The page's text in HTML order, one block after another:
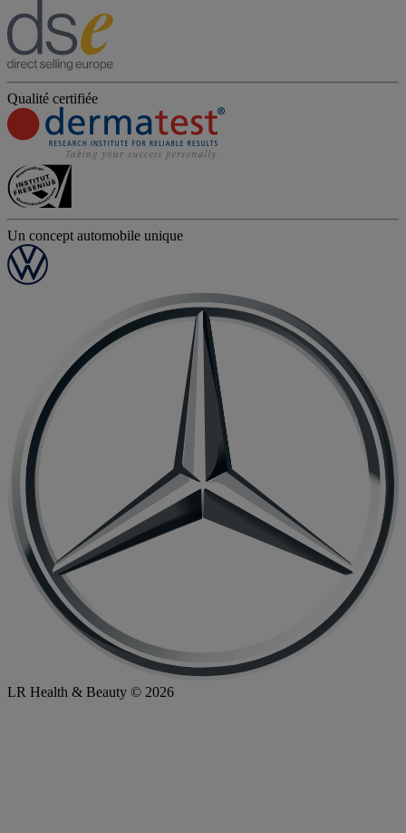
Qualité certifiée
Un concept automobile unique
LR Health & Beauty © 2026